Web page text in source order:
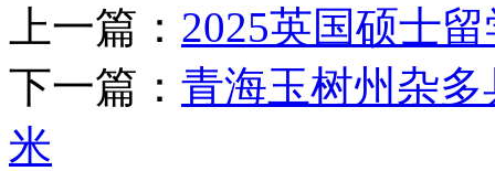
上一篇： 2025英国硕士
下一篇： 青海玉树州杂
米